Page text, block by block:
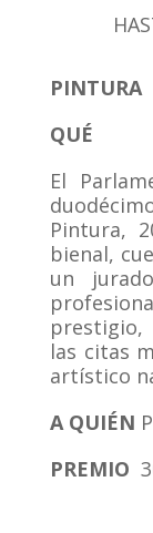
PINTURA
QUÉ
El
Pintura,
bienal,
un
prestigio,
las citas
artístico
A QUIÉN
PREMIO